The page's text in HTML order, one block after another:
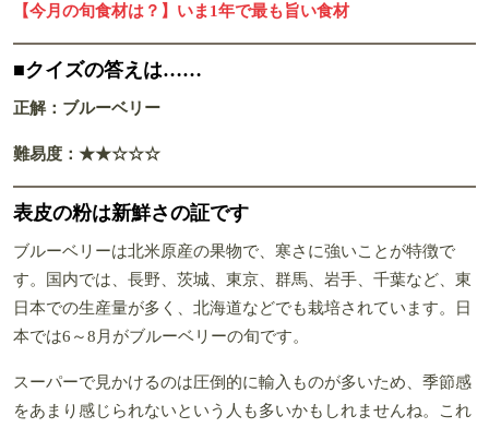
【今月の旬食材は？】いま1年で最も旨い食材
■クイズの答えは……
正解：ブルーベリー
難易度：★★☆☆☆
表皮の粉は新鮮さの証です
ブルーベリーは北米原産の果物で、寒さに強いことが特徴で
す。国内では、長野、茨城、東京、群馬、岩手、千葉など、東
日本での生産量が多く、北海道などでも栽培されています。日
本では6～8月がブルーベリーの旬です。
スーパーで見かけるのは圧倒的に輸入ものが多いため、季節感
をあまり感じられないという人も多いかもしれませんね。これ